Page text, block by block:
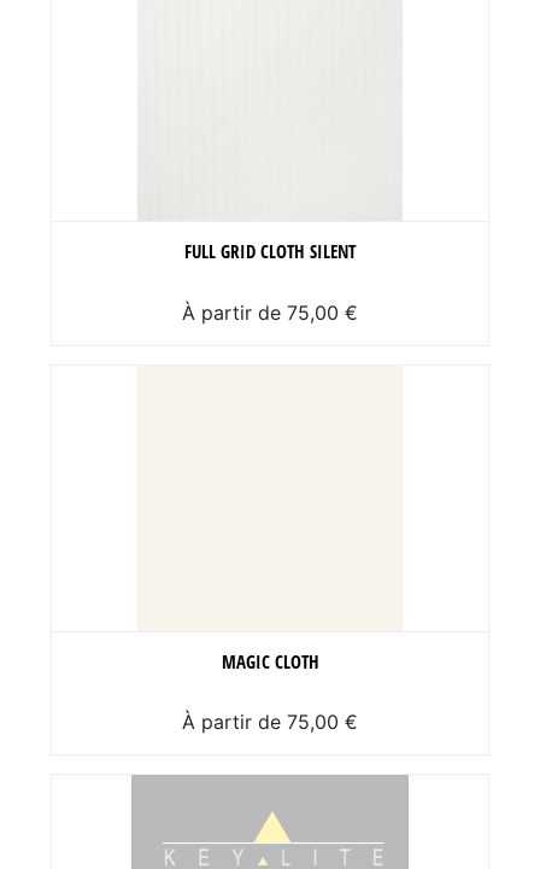
FULL GRID CLOTH SILENT
À partir de 75,00 €
MAGIC CLOTH
À partir de 75,00 €